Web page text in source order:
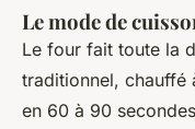
Le mode de
Le four fait toute la
traditionnel, chauffé
en 60 à 90